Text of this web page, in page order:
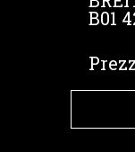
B01